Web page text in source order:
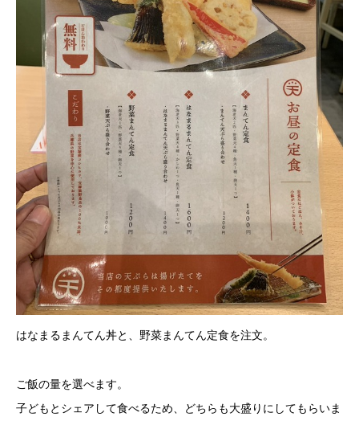
はなまるまんてん丼と、野菜まんてん定食を注文。
ご飯の量を選べます。
子どもとシェアして食べるため、どちらも大盛りにしてもらいま